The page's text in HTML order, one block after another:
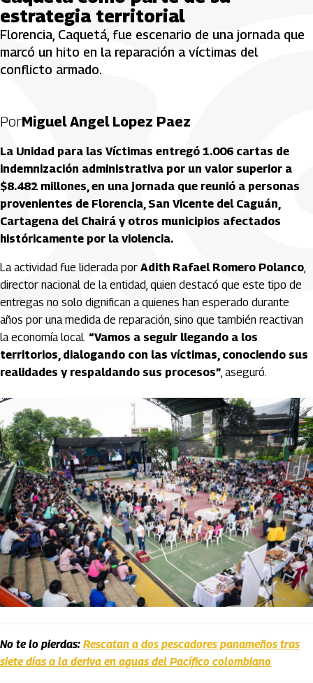
estrategia territorial
Florencia, Caquetá, fue escenario de una jornada que
marcó un hito en la reparación a víctimas del
conflicto armado.
PorMiguel Angel Lopez Paez
La Unidad para las Víctimas entregó 1.006 cartas de
indemnización administrativa por un valor superior a
$8.482 millones, en una jornada que reunió a personas
provenientes de Florencia, San Vicente del Caguán,
Cartagena del Chairá y otros municipios afectados
históricamente por la violencia.
La actividad fue liderada por Adith Rafael Romero Polanco,
director nacional de la entidad, quien destacó que este tipo de
entregas no solo dignifican a quienes han esperado durante
años por una medida de reparación, sino que también reactivan
la economía local. “Vamos a seguir llegando a los
territorios, dialogando con las víctimas, conociendo sus
realidades y respaldando sus procesos”, aseguró.
No te lo pierdas: Rescatan a dos pescadores panameños tras
siete días a la deriva en aguas del Pacífico colombiano